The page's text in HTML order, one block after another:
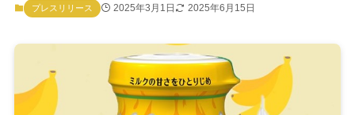
プレスリリース 2025年3月1日 2025年6月15日